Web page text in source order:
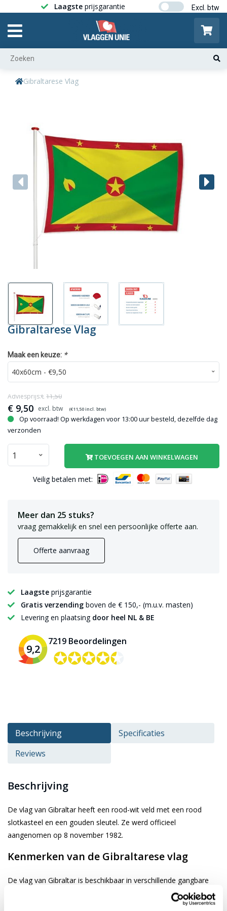
Laagste prijsgarantie Gratis
Gibraltarese Vlag
Gibraltarese Vlag
Maak een keuze: *
€ 9,50 (€11,50incl. btw)
Adviesprijs:€ 11,50
Op voorraad! Op werkdagen voor 13:00 uur besteld, dezelfde dag
verzonden
TOEVOEGEN AAN WINKELWAGEN
Veilig betalen met:
Meer dan 25 stuks?
vraag gemakkelijk en snel een persoonlijke offerte aan.
Offerte aanvraag
Laagste prijsgarantie
Gratis verzending boven de € 150,- (m.u.v. masten)
Levering en plaatsing door heel NL & BE
9,2
7219 Beoordelingen
✪✪✪✪✪
✪✪✪✪✪
Beschrijving
Specificaties
Reviews
Beschrijving
De vlag van Gibraltar heeft een rood-wit veld met een rood
slotkasteel en een gouden sleutel. Ze werd officieel
aangenomen op 8 november 1982.
Kenmerken van de Gibraltarese vlag
De vlag van Gibraltar is beschikbaar in verschillende gangbare
afmetingen. Je kiest de gewenste afbeelding via de keuze optie.
De vlag is gemaakt van 3-draads geweven glanspolyester